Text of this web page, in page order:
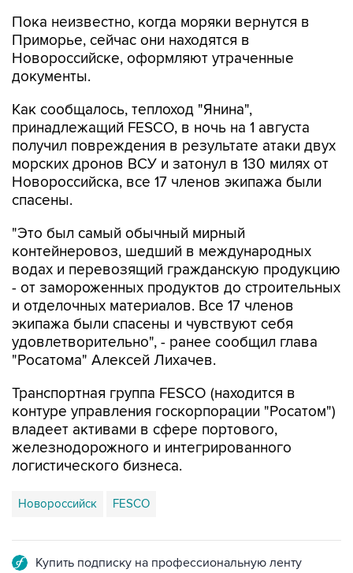
Пока неизвестно, когда моряки вернутся в
Приморье, сейчас они находятся в
Новороссийске, оформляют утраченные
документы.
Как сообщалось, теплоход "Янина",
принадлежащий FESCO, в ночь на 1 августа
получил повреждения в результате атаки двух
морских дронов ВСУ и затонул в 130 милях от
Новороссийска, все 17 членов экипажа были
спасены.
"Это был самый обычный мирный
контейнеровоз, шедший в международных
водах и перевозящий гражданскую продукцию
- от замороженных продуктов до строительных
и отделочных материалов. Все 17 членов
экипажа были спасены и чувствуют себя
удовлетворительно", - ранее сообщил глава
"Росатома" Алексей Лихачев.
Транспортная группа FESCO (находится в
контуре управления госкорпорации "Росатом")
владеет активами в сфере портового,
железнодорожного и интегрированного
логистического бизнеса.
Новороссийск FESCO
Купить подписку на профессиональную ленту